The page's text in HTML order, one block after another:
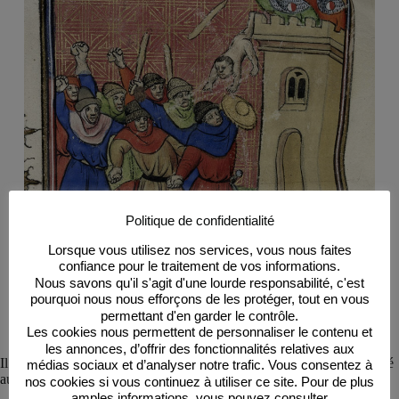
Crédit : British Library
Il est amusant de remarquer sur une miniature que le juif est représenté
au bas de l’échelle sociale, en dessous de la femme.
Politique de confidentialité
Lorsque vous utilisez nos services, vous nous faites
confiance pour le traitement de vos informations.
Nous savons qu'il s'agit d'une lourde responsabilité, c'est
pourquoi nous nous efforçons de les protéger, tout en vous
permettant d'en garder le contrôle.
Les cookies nous permettent de personnaliser le contenu et
les annonces, d’offrir des fonctionnalités relatives aux
médias sociaux et d’analyser notre trafic. Vous consentez à
nos cookies si vous continuez à utiliser ce site. Pour de plus